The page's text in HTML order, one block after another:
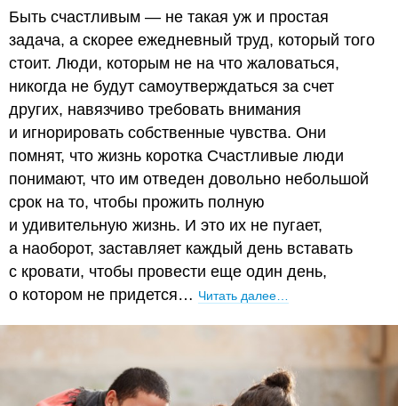
Быть счастливым — не такая уж и простая
задача, а скорее ежедневный труд, который того
стоит. Люди, которым не на что жаловаться,
никогда не будут самоутверждаться за счет
других, навязчиво требовать внимания
и игнорировать собственные чувства. Они
помнят, что жизнь коротка Счастливые люди
понимают, что им отведен довольно небольшой
срок на то, чтобы прожить полную
и удивительную жизнь. И это их не пугает,
а наоборот, заставляет каждый день вставать
с кровати, чтобы провести еще один день,
о котором не придется… Читать далее…